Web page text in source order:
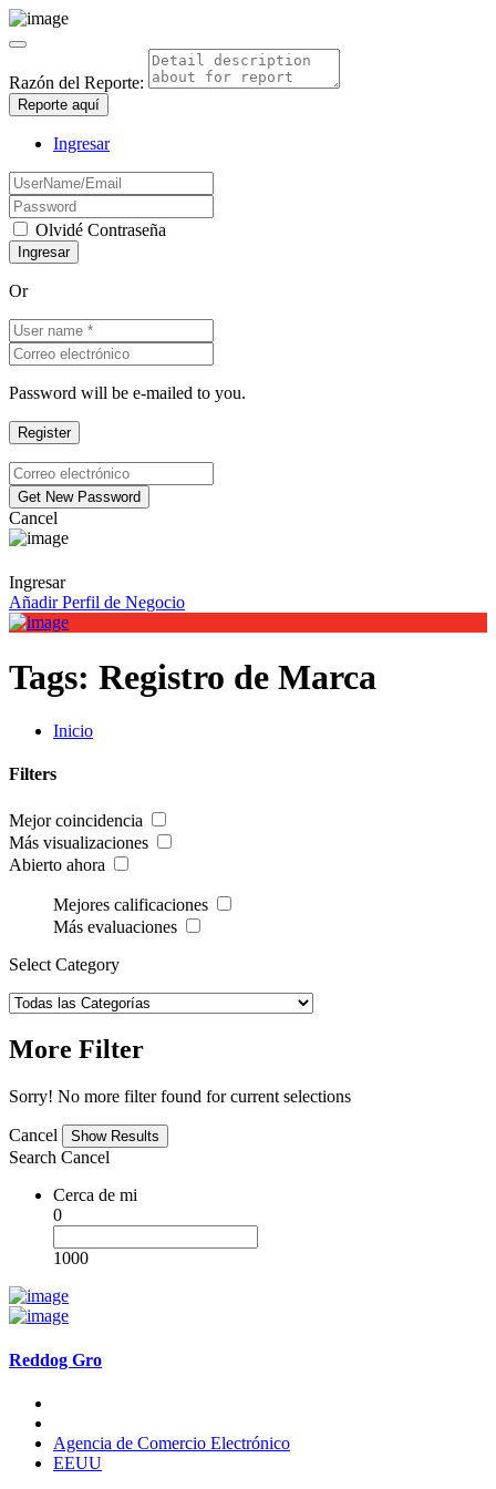
Razón del Reporte:
Reporte aquí
Ingresar
Olvidé Contraseña
Or
Password will be e-mailed to you.
Cancel
Ingresar
Añadir Perfil de Negocio
Tags: Registro de Marca
Inicio
Filters
Mejor coincidencia
Más visualizaciones
Abierto ahora
Mejores calificaciones
Más evaluaciones
Select Category
More Filter
Sorry! No more filter found for current selections
Cancel
Search Cancel
Cerca de mi
0
1000
Reddog Gro
Agencia de Comercio Electrónico
EEUU